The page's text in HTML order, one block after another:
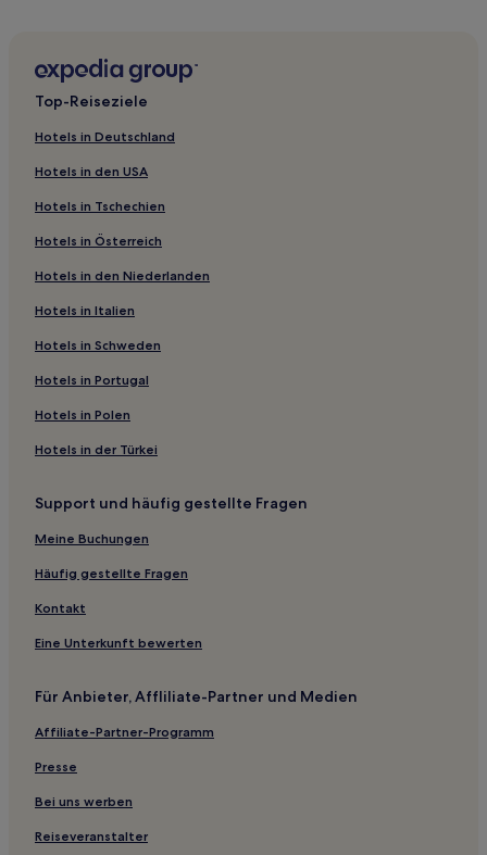
Hotels mit Fitnessbereich in Garjia
Hotels mit Wellnessbereich in Dhikuli
Günstige in Kanatal
Hotels mit inbegriffenem Frühstück in Ramnagar
Günstige in Almora
Hotels mit Wellnessbereich in Uttarakhand
Haustierfreundliche in Uttarakhand
Günstige in Uttarakhand
Familien in Tehri-Garhwal
Hotels mit inbegriffenem Frühstück in Haridwar
Hotels mit Küchenzeile in Haridwar
Familien in Haridwar
Hotels mit Wellnessbereich in Haridwar
Luxus in Haridwar
Familien in Dhela
Karnaprayāg Hotels
Ram Ghat: Hotels
Mohaan Hotels
Hotels nahe Tapt Kund
Hotels nahe Badrinath-Tempel
Top-Reiseziele
Hotels in Deutschland
Hotels in den USA
Hotels in Tschechien
Hotels in Österreich
Hotels in den Niederlanden
Hotels in Italien
Hotels in Schweden
Hotels in Portugal
Hotels in Polen
Hotels in der Türkei
Support und häufig gestellte Fragen
Meine Buchungen
Häufig gestellte Fragen
Kontakt
Eine Unterkunft bewerten
Für Anbieter, Affliliate-Partner und Medien
Affiliate-Partner-Programm
Presse
Bei uns werben
Reiseveranstalter